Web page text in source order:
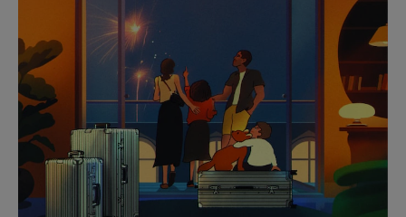
PAUSE
SON